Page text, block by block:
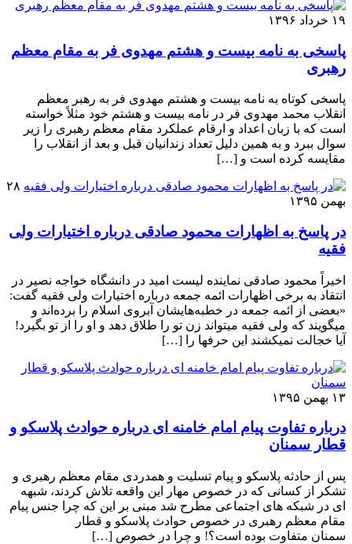
۱۹ خرداد ۱۳۹۶
پاسخی به نامه بیست و هشتم مهدوی فر به مقام معظم
رهبری
پاسخی کوتاه به نامه بیست و هشتم مهدوی فر به رهبر معظم
انقلاب محمد مهدوی فر در نامه بیست و هشتم خود مثلاً خواسته
است که با زبان اعداد و ارقام عملکرد مقام معظم رهبری را زیر
سوال ببرد و به همین دلیل تعداد زندانیان قبل و بعد از انقلاب را
مقایسه کرده است و […]
۲۸
بهمن ۱۳۹۵
در پاسخ به اظهارات محمود صادقی درباره اختیارات ولی
فقیه
اخیراً محمود صادقی نماینده لیست امید در دانشگاه خواجه نصیر در
انتقاد به برخی اظهارات ائمه جمعه درباره اختیارات ولی فقیه گفت:
«بعضی از ائمه جمعه در خطبه‌هایشان آبروی اسلام را برده‌اند و
میگویند که ولی فقیه میتواند زن تو را طلاق دهد و او را از تو بگیرد!
آیا خجالت نمیکشند این حرفها را […]
۱۳ بهمن ۱۳۹۵
درباره تفاوت پیام امام خامنه ای درباره حوادث پلاسکو و
قطار سمنان
پس از حادثه پلاسکو و پیام تسلیت و همدردی مقام معظم رهبری و
تشکر از کسانی که در خصوص مهار این واقعه تلاش کردند، شبهه
ای در شبکه های اجتماعی مطرح شد مبنی بر این که چرا جنس پیام
مقام معظم رهبری در خصوص حوادث پلاسکو و قطار
سمنان متفاوت بوده است؟! و چرا در خصوص […]